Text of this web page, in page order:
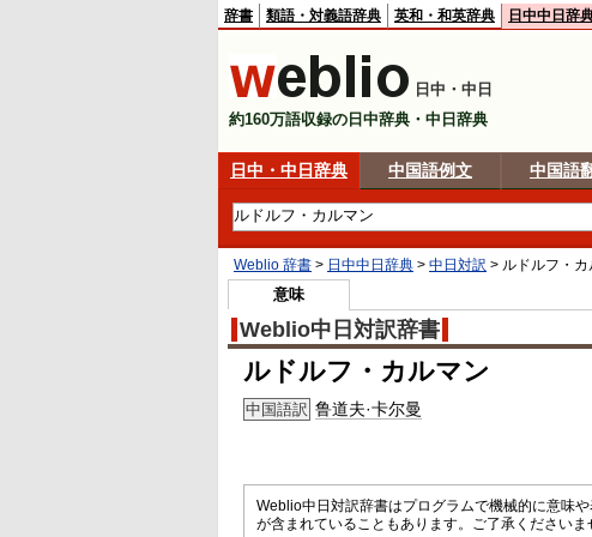
辞書 類語・対義語辞典 英和・和英辞典 日中中日辞
日中・中日
約160万語収録の日中辞典・中日辞典
日中・中日辞典 中国語例文 中国語
Weblio 辞書 > 日中中日辞典 > 中日対訳 > ルドルフ・カ
意味
Weblio中日対訳辞書
ルドルフ・カルマン
中国語訳 鲁道夫·卡尔曼
Weblio中日対訳辞書はプログラムで機械的に意味
が含まれていることもあります。ご了承くださいま